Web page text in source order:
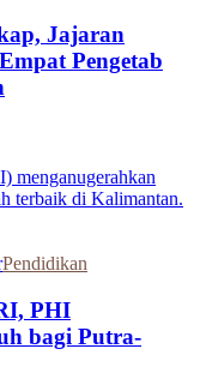
Jajaran
Pengetab
Pendidikan
PHI
bagi Putra-